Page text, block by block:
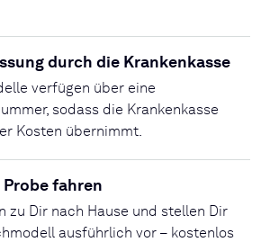
durch die Krankenkasse
verfügen über eine
sodass die Krankenkasse
Kosten übernimmt.
fahren
zu Dir nach Hause und stellen Dir
ausführlich vor – kostenlos